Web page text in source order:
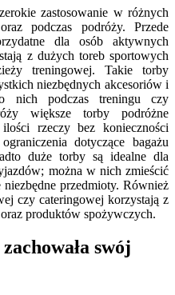
zastosowanie w różnych
podczas podróży. Przede
dla osób aktywnych
z dużych toreb sportowych
treningowej. Takie torby
niezbędnych akcesoriów i
nich podczas treningu czy
większe torby podróżne
rzeczy bez konieczności
dotyczące bagażu
duże torby są idealne dla
można w nich zmieścić
przedmioty. Również
czy cateringowej korzystają z
produktów spożywczych.
swój